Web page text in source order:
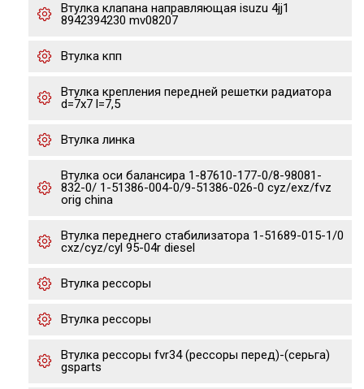
Втулка клапана направляющая isuzu 4jj1
8942394230 mv08207
Втулка кпп
Втулка крепления передней решетки радиатора
d=7x7 l=7,5
Втулка линка
Втулка оси балансира 1-87610-177-0/8-98081-
832-0/ 1-51386-004-0/9-51386-026-0 cyz/exz/fvz
orig china
Втулка переднего стабилизатора 1-51689-015-1/0
cxz/cyz/cyl 95-04r diesel
Втулка рессоры
Втулка рессоры
Втулка рессоры fvr34 (рессоры перед)-(серьга)
gsparts